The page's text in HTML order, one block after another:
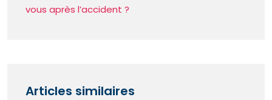
vous après l’accident ?
Articles similaires